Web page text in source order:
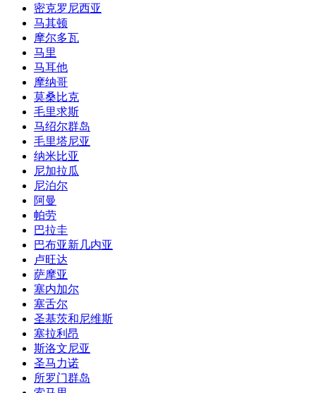
密克罗尼西亚
马其顿
摩尔多瓦
马里
马耳他
摩纳哥
莫桑比克
毛里求斯
马绍尔群岛
毛里塔尼亚
纳米比亚
尼加拉瓜
尼泊尔
阿曼
帕劳
巴拉圭
巴布亚新几内亚
卢旺达
萨摩亚
塞内加尔
塞舌尔
圣基茨和尼维斯
塞拉利昂
斯洛文尼亚
圣马力诺
所罗门群岛